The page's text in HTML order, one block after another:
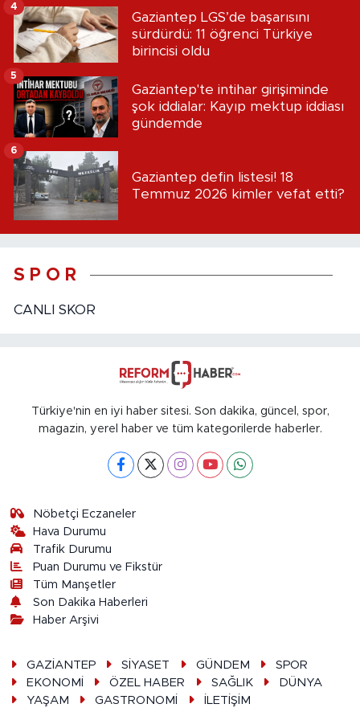
Gaziantep LGS’de başarısını
sürdürdü: 11 öğrenci Türkiye
birincisi oldu
4
Gaziantep'te intihar girişiminde
şok iddialar: Kayıp mektup iddiası
gündemde
5
Gaziantep defin listesi! 18
Temmuz 2026 kimler vefat etti?
6
S P O R
CANLI SKOR
Türkiye'nin en iyi haber sitesi. Son dakika, güncel, spor,
magazin, yerel haber ve tüm kategorilerde haberler.
Nöbetçi Eczaneler
Hava Durumu
Trafik Durumu
Puan Durumu ve Fikstür
Tüm Manşetler
Son Dakika Haberleri
Haber Arşivi
GAZİANTEP SİYASET GÜNDEM
SPOR
EKONOMİ
ÖZEL HABER SAĞLIK
DÜNYA
YAŞAM
GASTRONOMİ İLETİŞİM